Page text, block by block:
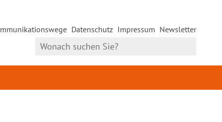
Datenschutz Impressum Newsletter